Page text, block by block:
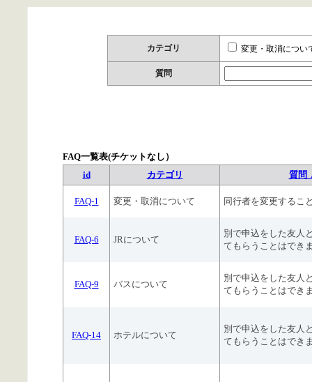
カテゴリ 変更・取消につい
質問
FAQ一覧表(チケットなし）
id
カテゴリ 質問
FAQ-1 変更・取消について 同行者を変更するこ
FAQ-6 JRについて
別で申込をした友人
てもらうことはでき
FAQ-9 バスについて
別で申込をした友人
てもらうことはでき
FAQ-14 ホテルについて
別で申込をした友人
てもらうことはでき